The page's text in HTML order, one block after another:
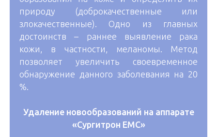
природу (доброкачественные или
злокачественные). Одно из главных
достоинств – раннее выявление рака
кожи, в частности, меланомы. Метод
позволяет увеличить своевременное
обнаружение данного заболевания на 20
%.
Удаление новообразований на аппарате
«Сургитрон ЕМС»